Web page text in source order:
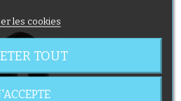
les cookies
TOUT